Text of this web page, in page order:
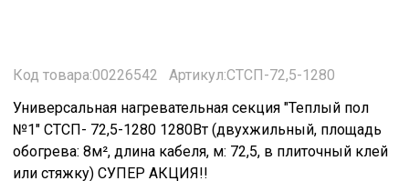
Код товара:00226542
Артикул:СТСП-72,5-1280
Универсальная нагревательная секция "Теплый пол
№1" СТСП- 72,5-1280 1280Вт (двухжильный, площадь
обогрева: 8м², длина кабеля, м: 72,5, в плиточный клей
или стяжку) СУПЕР АКЦИЯ!!